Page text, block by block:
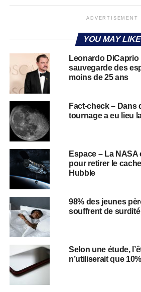
ADVERTISEMENT
YOU MAY LIKE
Leonardo
sauvegarde des
moins de 25 ans
Fact-check – Dans
tournage a eu lieu
Espace – La
pour retirer le
Hubble
98% des jeunes
souffrent de
Selon une étude,
n’utiliserait que